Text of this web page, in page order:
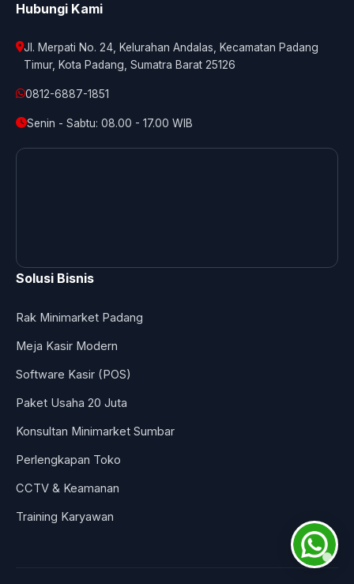
Hubungi Kami
Jl. Merpati No. 24, Kelurahan Andalas, Kecamatan Padang
Timur, Kota Padang, Sumatra Barat 25126
0812-6887-1851
Senin - Sabtu: 08.00 - 17.00 WIB
Solusi Bisnis
Rak Minimarket Padang
Meja Kasir Modern
Software Kasir (POS)
Paket Usaha 20 Juta
Konsultan Minimarket Sumbar
Perlengkapan Toko
CCTV & Keamanan
Training Karyawan